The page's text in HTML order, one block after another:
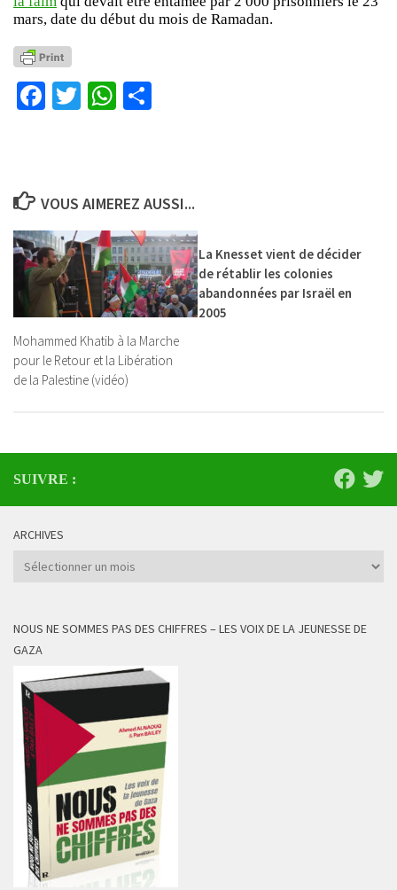
mars, date du début du mois de Ramadan.
Facebook
TwitterWhatsApp
VOUS AIMEREZ AUSSI...
Mohammed Khatib à la Marche
pour le Retour et la Libération
de la Palestine (vidéo)
La Knesset vient de décider
de rétablir les colonies
abandonnées par Israël en
2005
SUIVRE :
ARCHIVES
Archives
NOUS NE SOMMES PAS DES CHIFFRES – LES VOIX DE LA JEUNESSE DE
GAZA